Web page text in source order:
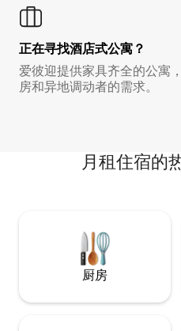
正在寻找酒店式公寓？
爱彼迎提供家具齐全的公寓
房和异地调动者的需求。
月租住宿的
厨房